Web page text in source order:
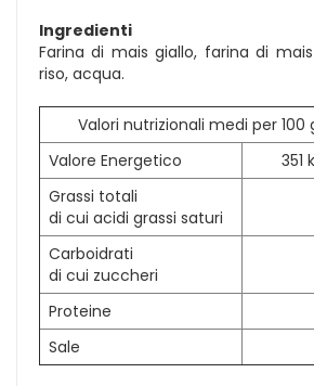
Ingredienti
Farina di mais giallo, farina di
riso, acqua.
Valori nutrizionali medi per
Valore Energetico
351
Grassi totali
di cui acidi grassi saturi
Carboidrati
di cui zuccheri
Proteine
Sale